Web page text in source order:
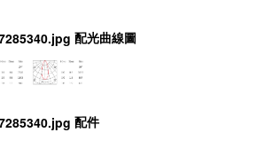
配光曲線圖
配件